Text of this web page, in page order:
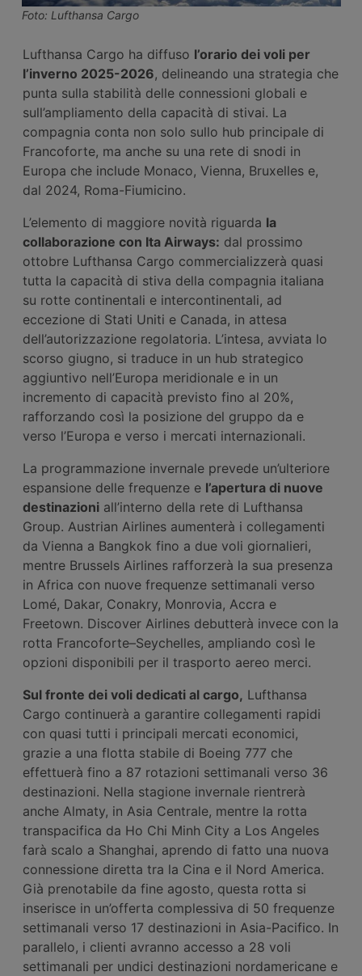
Foto: Lufthansa Cargo
Lufthansa Cargo ha diffuso l’orario dei voli per
l’inverno 2025-2026, delineando una strategia che
punta sulla stabilità delle connessioni globali e
sull’ampliamento della capacità di stivai. La
compagnia conta non solo sullo hub principale di
Francoforte, ma anche su una rete di snodi in
Europa che include Monaco, Vienna, Bruxelles e,
dal 2024, Roma-Fiumicino.
L’elemento di maggiore novità riguarda la
collaborazione con Ita Airways: dal prossimo
ottobre Lufthansa Cargo commercializzerà quasi
tutta la capacità di stiva della compagnia italiana
su rotte continentali e intercontinentali, ad
eccezione di Stati Uniti e Canada, in attesa
dell’autorizzazione regolatoria. L’intesa, avviata lo
scorso giugno, si traduce in un hub strategico
aggiuntivo nell’Europa meridionale e in un
incremento di capacità previsto fino al 20%,
rafforzando così la posizione del gruppo da e
verso l’Europa e verso i mercati internazionali.
La programmazione invernale prevede un’ulteriore
espansione delle frequenze e l’apertura di nuove
destinazioni all’interno della rete di Lufthansa
Group. Austrian Airlines aumenterà i collegamenti
da Vienna a Bangkok fino a due voli giornalieri,
mentre Brussels Airlines rafforzerà la sua presenza
in Africa con nuove frequenze settimanali verso
Lomé, Dakar, Conakry, Monrovia, Accra e
Freetown. Discover Airlines debutterà invece con la
rotta Francoforte–Seychelles, ampliando così le
opzioni disponibili per il trasporto aereo merci.
Sul fronte dei voli dedicati al cargo, Lufthansa
Cargo continuerà a garantire collegamenti rapidi
con quasi tutti i principali mercati economici,
grazie a una flotta stabile di Boeing 777 che
effettuerà fino a 87 rotazioni settimanali verso 36
destinazioni. Nella stagione invernale rientrerà
anche Almaty, in Asia Centrale, mentre la rotta
transpacifica da Ho Chi Minh City a Los Angeles
farà scalo a Shanghai, aprendo di fatto una nuova
connessione diretta tra la Cina e il Nord America.
Già prenotabile da fine agosto, questa rotta si
inserisce in un’offerta complessiva di 50 frequenze
settimanali verso 17 destinazioni in Asia-Pacifico. In
parallelo, i clienti avranno accesso a 28 voli
settimanali per undici destinazioni nordamericane e